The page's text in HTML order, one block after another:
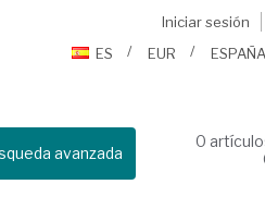
Iniciar sesión
ES
EUR
avanzada
0